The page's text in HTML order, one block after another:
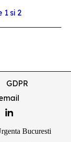
si 2
GDPR
Bucuresti